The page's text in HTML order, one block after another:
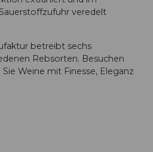
veredelt
betreibt sechs
Rebsorten. Besuchen
Weine mit Finesse, Eleganz